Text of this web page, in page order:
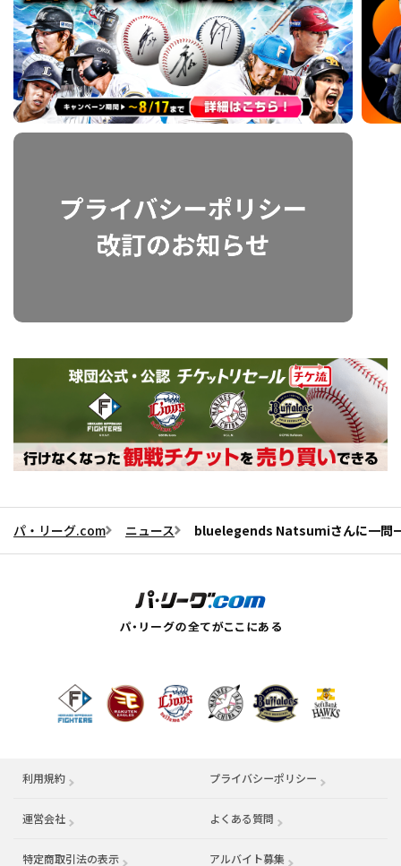
パ・リーグ.com ニュース bluelegends Natsumiさんに一問
利用規約 プライバシーポリシー
運営会社 （別ウィンドウで開く） よくある質問
特定商取引法の表示 アルバイト募集 （別ウィンドウで開く